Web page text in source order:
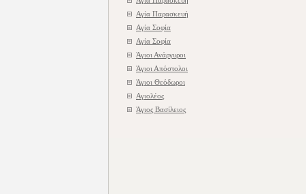
Αγία Παρασκευή
Αγία Σοφία
Αγία Σοφία
Άγιοι Ανάργυροι
Άγιοι Απόστολοι
Άγιοι Θεόδωροι
Αγιολέος
Άγιος Βασίλειος